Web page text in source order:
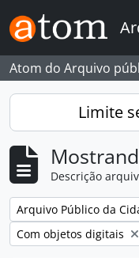
Skip to main content
Atom do Arquivo
Limite
Descrição
Remover filtro:
Arquivo Público da
Remover filtro:
Com objetos digitais